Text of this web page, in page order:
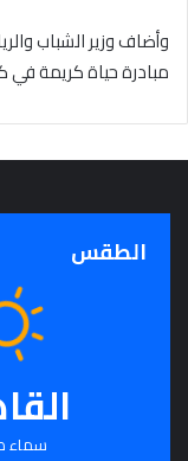
وأضاف وزير الشباب
مبادرة حياة كريمة
الطقس
سماء